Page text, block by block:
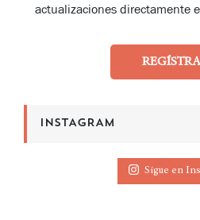
actualizaciones directamente
INSTAGRAM
Sigue en